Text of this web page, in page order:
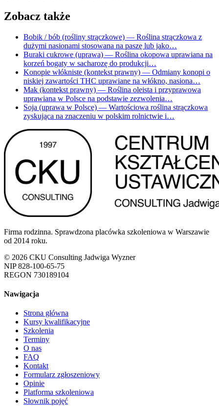
Zobacz także
Bobik / bób (rośliny strączkowe) — Roślina strączkowa z
dużymi nasionami stosowana na paszę lub jako…
Buraki cukrowe (uprawa) — Roślina okopowa uprawiana na
korzeń bogaty w sacharozę do produkcji…
Konopie włókniste (kontekst prawny) — Odmiany konopi o
niskiej zawartości THC uprawiane na włókno, nasiona…
Mak (kontekst prawny) — Roślina oleista i przyprawowa
uprawiana w Polsce na podstawie zezwolenia…
Soja (uprawa w Polsce) — Wartościowa roślina strączkowa
zyskująca na znaczeniu w polskim rolnictwie i…
Firma rodzinna. Sprawdzona placówka szkoleniowa w Warszawie
od 2014 roku.
© 2026 CKU Consulting Jadwiga Wyzner
NIP 828-100-65-75
REGON 730189104
Nawigacja
Strona główna
Kursy kwalifikacyjne
Szkolenia
Terminy
O nas
FAQ
Kontakt
Formularz zgłoszeniowy
Opinie
Platforma szkoleniowa
Słownik pojęć